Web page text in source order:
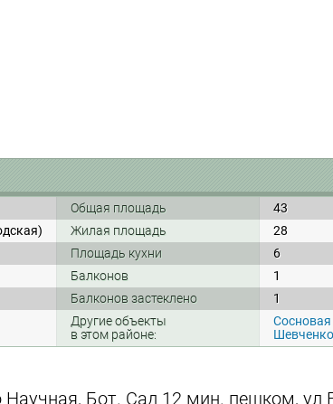
Общая площадь
43
Жилая площадь
28
Площадь кухни
6
Балконов
1
Балконов застеклено
1
Другие объекты
в этом районе:
Сосновая
Бот. Сад 12 мин. пешком, ул